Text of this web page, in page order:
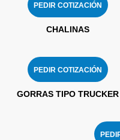
PEDIR COTIZACIÓN
CHALINAS
PEDIR COTIZACIÓN
GORRAS TIPO TRUCKER